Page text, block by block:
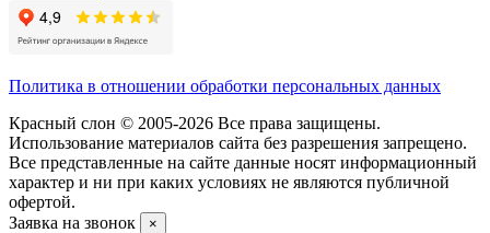
Политика в отношении обработки персональных данных
Красный слон © 2005-2026 Все права защищены.
Использование материалов сайта без разрешения запрещено.
Все представленные на сайте данные носят информационный
характер и ни при каких условиях не являются публичной
офертой.
Заявка на звонок
×